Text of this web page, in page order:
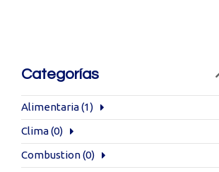
Categorías
Alimentaria(1)
Clima(0)
Combustion(0)